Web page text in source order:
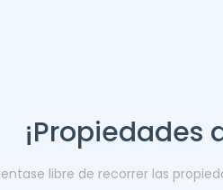
¡Propiedades
libre de recorrer las